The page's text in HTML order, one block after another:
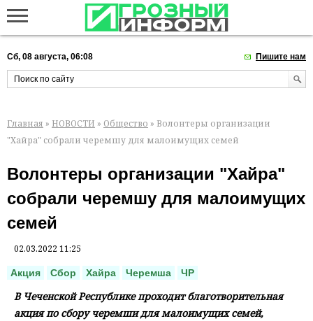
Сб, 08 августа, 06:08 Пишите нам
Главная » НОВОСТИ » Общество » Волонтеры организации
"Хайра" собрали черемшу для малоимущих семей
Волонтеры организации "Хайра"
собрали черемшу для малоимущих
семей
02.03.2022 11:25
Акция Сбор Хайра Черемша ЧР
В Чеченской Республике проходит благотворительная
акция по сбору черемши для малоимущих семей,